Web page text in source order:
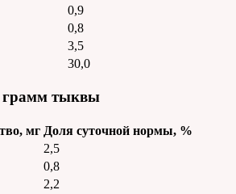
0,9
0,8
3,5
30,0
тыквы
мг Доля суточной нормы, %
2,5
0,8
2,2